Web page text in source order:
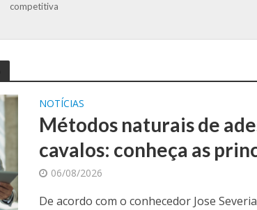
competitiva
NOTÍCIAS
Métodos naturais de
cavalos: conheça as
06/08/2026
De acordo com o conhecedor Jose